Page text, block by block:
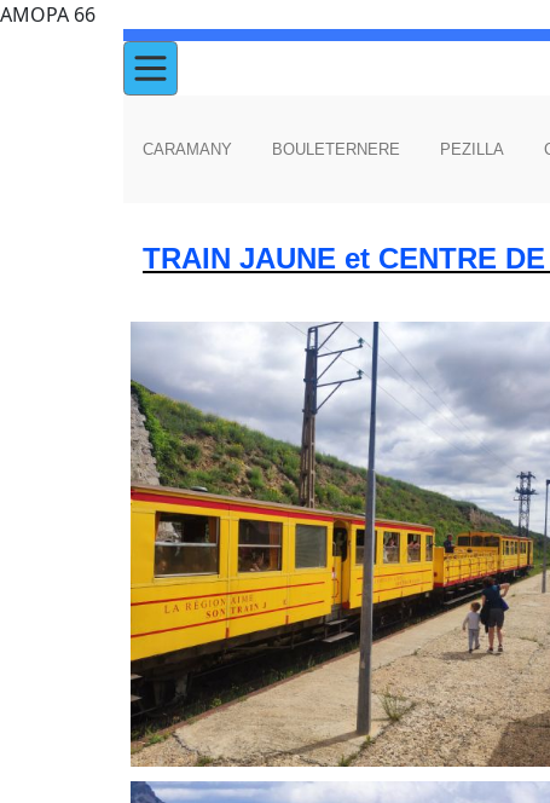
AMOPA 66
CARAMANY BOULETERNERE PEZILLA
TRAIN JAUNE et CENTRE